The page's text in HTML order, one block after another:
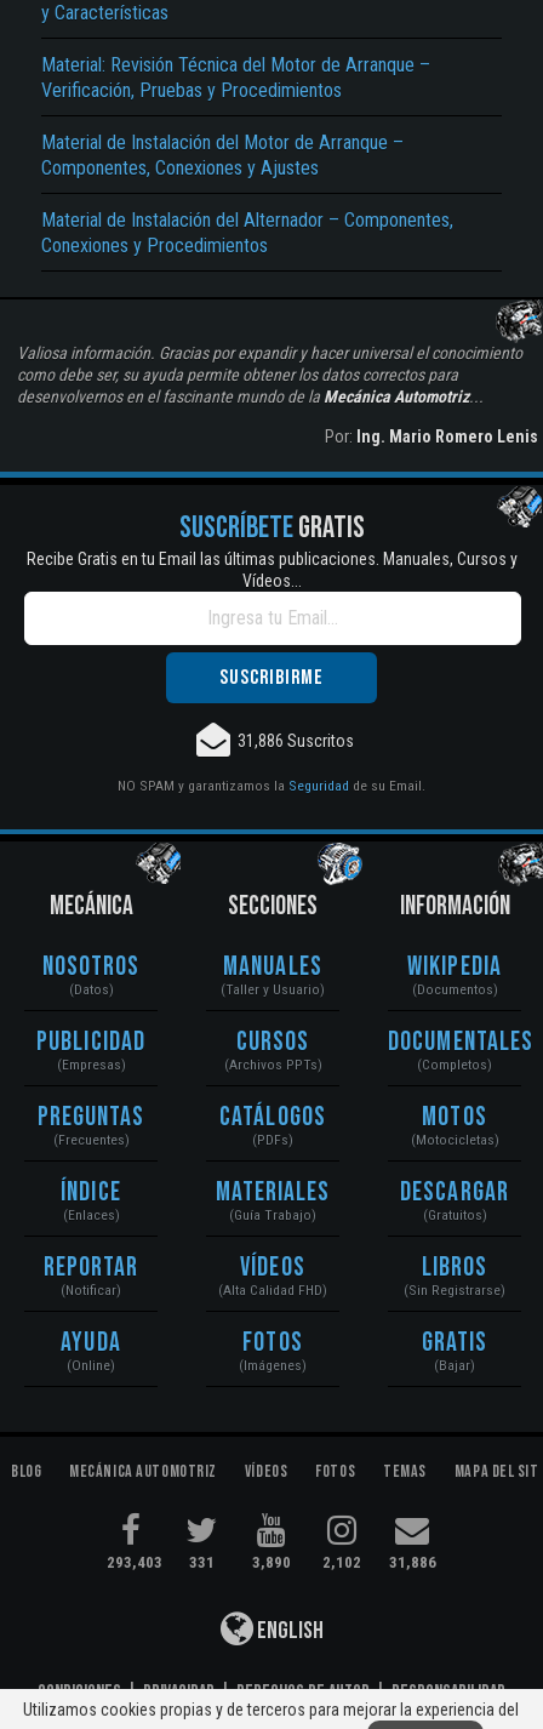
y Características
Material: Revisión Técnica del Motor de Arranque –
Verificación, Pruebas y Procedimientos
Material de Instalación del Motor de Arranque –
Componentes, Conexiones y Ajustes
Material de Instalación del Alternador – Componentes,
Conexiones y Procedimientos
Valiosa información. Gracias por expandir y hacer universal el conocimiento
como debe ser, su ayuda permite obtener los datos correctos para
desenvolvernos en el fascinante mundo de la Mecánica Automotriz...
Por: Ing. Mario Romero Lenis
SUSCRÍBETEGRATIS
Recibe Gratis en tu Email las últimas publicaciones. Manuales, Cursos y
Vídeos...
31,886 Suscritos
NO SPAM y garantizamos la Seguridad de su Email.
MECÁNICA
Nosotros
(Datos)
Publicidad
(Empresas)
Preguntas
(Frecuentes)
Índice
(Enlaces)
Reportar
(Notificar)
Ayuda
(Online)
SECCIONES
Manuales
(Taller y Usuario)
Cursos
(Archivos PPTs)
Catálogos
(PDFs)
Materiales
(Guía Trabajo)
Vídeos
(Alta Calidad FHD)
Fotos
(Imágenes)
INFORMACIÓN
Wikipedia
(Documentos)
Documentales
(Completos)
Motos
(Motocicletas)
Descargar
(Gratuitos)
Libros
(Sin Registrarse)
Gratis
(Bajar)
Blog Mecánica Automotriz Vídeos Fotos Temas Mapa del
293,403 331 3,890 2,102 31,886
English
Condiciones|Privacidad|Derechos de Autor|Responsabilidad
Utilizamos cookies propias y de terceros para mejorar la experiencia del